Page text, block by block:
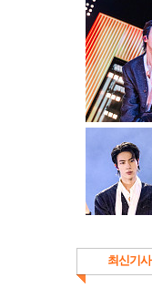
최신기사